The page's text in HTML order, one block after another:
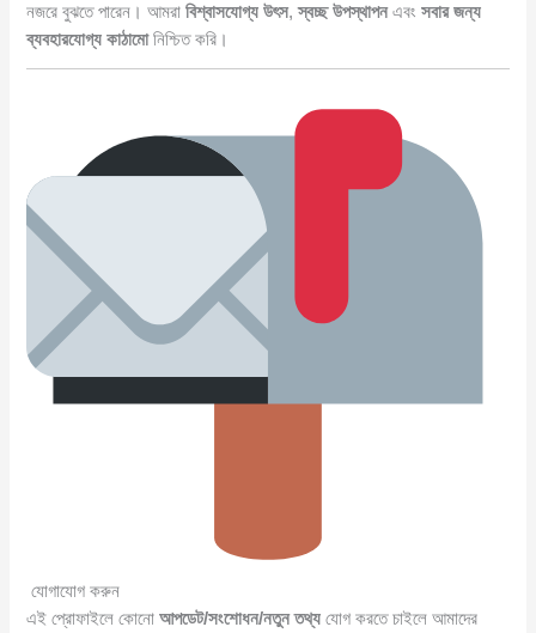
নজরে বুঝতে পারেন। আমরাবিশ্বাসযোগ্য উৎস,স্বচ্ছ উপস্থাপনএবংসবার জন্য
ব্যবহারযোগ্য কাঠামোনিশ্চিত করি।
যোগাযোগ করুন
এই প্রোফাইলে কোনোআপডেট/সংশোধন/নতুন তথ্য যোগ করতে চাইলে আমাদের